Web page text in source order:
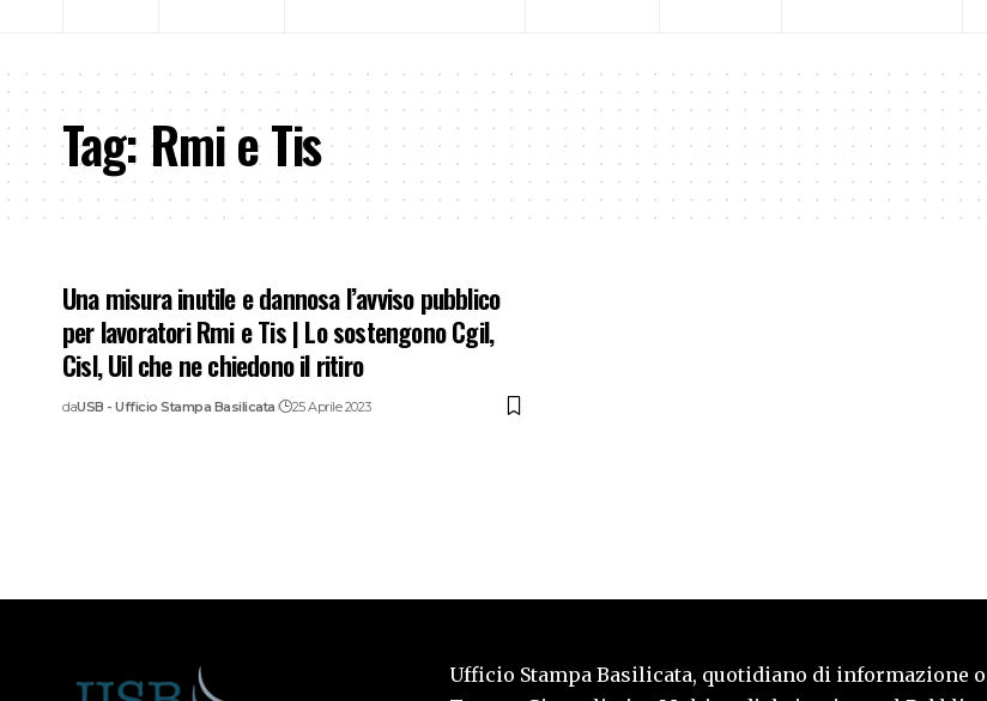
Tag:Rmi e Tis
Una misura inutile e dannosa l’avviso pubblico
per lavoratori Rmi e Tis | Lo sostengono Cgil,
Cisl, Uil che ne chiedono il ritiro
daUSB - Ufficio Stampa Basilicata 25 Aprile 2023
Ufficio Stampa Basilicata, quotidiano di informazione